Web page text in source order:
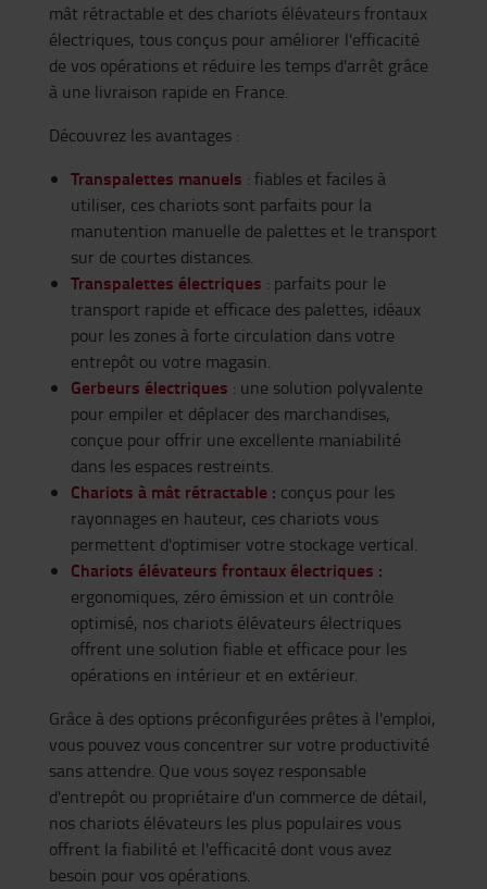
mât rétractable et des chariots élévateurs frontaux
électriques, tous conçus pour améliorer l'efficacité
de vos opérations et réduire les temps d'arrêt grâce
à une livraison rapide en France.
Découvrez les avantages :
Transpalettes manuels : fiables et faciles à
utiliser, ces chariots sont parfaits pour la
manutention manuelle de palettes et le transport
sur de courtes distances.
Transpalettes électriques : parfaits pour le
transport rapide et efficace des palettes, idéaux
pour les zones à forte circulation dansvotre
entrepôt ou votre magasin.
Gerbeurs électriques : une solution polyvalente
pour empiler et déplacer des marchandises,
conçue pour offrir une excellente maniabilité
dans les espaces restreints.
Chariots à mât rétractable : conçus pour les
rayonnages en hauteur, ces chariotsvous
permettent d'optimiser votre stockage vertical.
Chariots élévateurs frontaux électriques :
ergonomiques, zéro émission et un contrôle
optimisé, nos chariots élévateurs électriques
offrent une solution fiable et efficace pour les
opérations en intérieur et en extérieur.
Grâce à des options préconfigurées prêtes à l'emploi,
vous pouvezvous concentrer sur votre productivité
sans attendre. Que vous soyez responsable
d'entrepôt ou propriétaire d'un commerce de détail,
nos chariots élévateurs les plus populairesvous
offrent lafiabilité et l'efficacité dont vous avez
besoin pour vos opérations.